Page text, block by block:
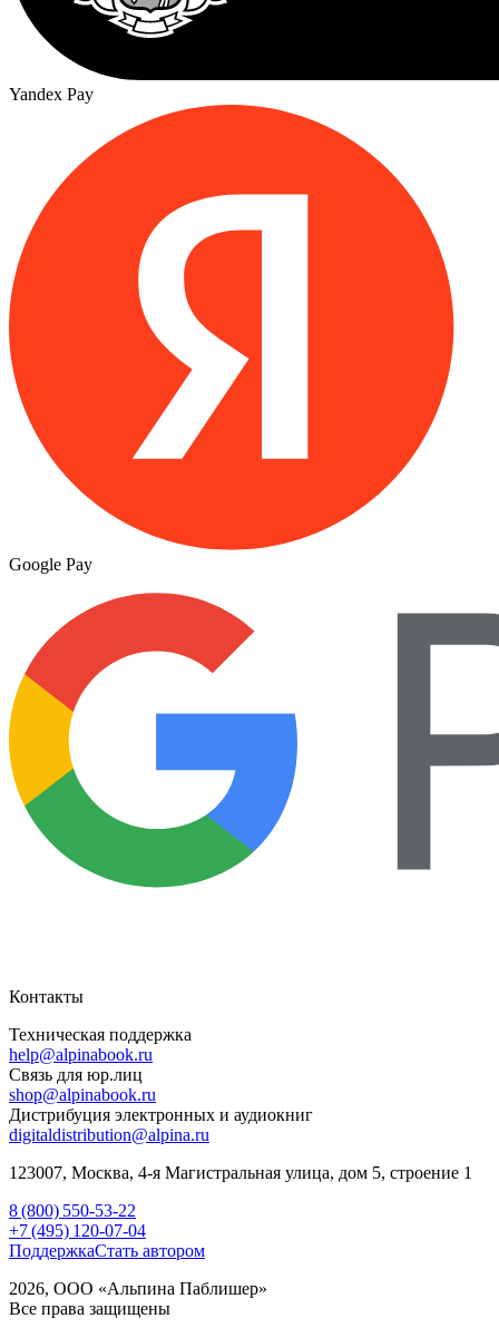
Yandex Pay
Google Pay
Контакты
Техническая поддержка
help@alpinabook.ru
Связь для юр.лиц
shop@alpinabook.ru
Дистрибуция электронных и аудиокниг
digitaldistribution@alpina.ru
123007, Москва, 4-я Магистральная улица, дом 5, строение 1
8 (800) 550-53-22
+7 (495) 120-07-04
ПоддержкаСтать автором
2026, ООО «Альпина Паблишер»
Все права защищены